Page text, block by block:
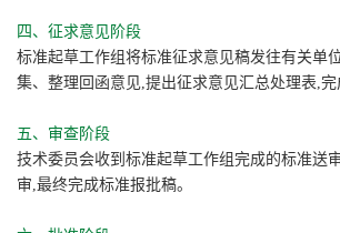
四、征求意见阶段
标准起草工作组将标准征求意见稿发往有关单
集、整理回函意见,提出征求意见汇总处理表,完
五、审查阶段
技术委员会收到标准起草工作组完成的标准送
审,最终完成标准报批稿。